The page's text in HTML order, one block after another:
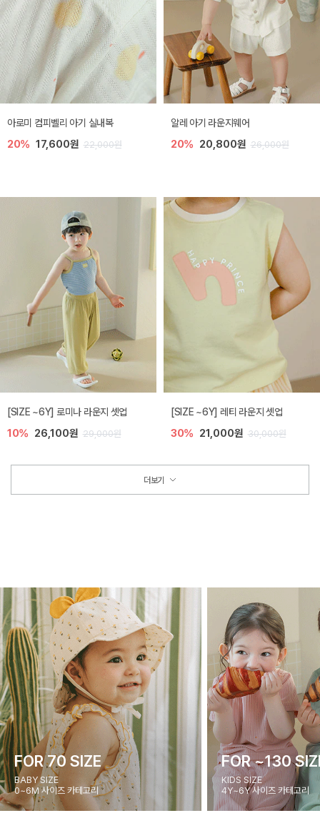
아로미 컴피벨리 아기 실내복
20% 17,600원 22,000원
알레 아기 라운지웨어
20% 20,800원 26,000원
[SIZE ~6Y] 로미나 라운지 셋업
10% 26,100원 29,000원
[SIZE ~6Y] 레티 라운지 셋업
30% 21,000원 30,000원
더보기
FOR 70 SIZE
BABY SIZE
0~6M 사이즈 카테고리
FOR ~130
KIDS SIZE
4Y~6Y 사이즈 카테고리